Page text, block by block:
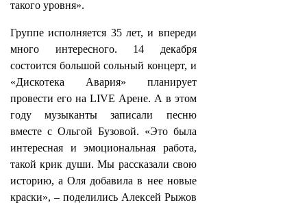
такого уровня».
Группе исполняется 35 лет, и впереди
много интересного. 14 декабря
состоится большой сольный концерт, и
«Дискотека Авария» планирует
провести его на LIVE Арене. А в этом
году музыканты записали песню
вместе с Ольгой Бузовой. «Это была
интересная и эмоциональная работа,
такой крик души. Мы рассказали свою
историю, а Оля добавила в нее новые
краски», – поделились Алексей Рыжов